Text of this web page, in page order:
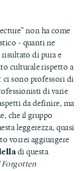
non ha come
- quanti ne
di pura e
culturale rispetto a
ci sono professori di
di varie
da definire, ma
che il gruppo
leggerezza, quasi
vorrei aggiungere
di questa
Forgotten